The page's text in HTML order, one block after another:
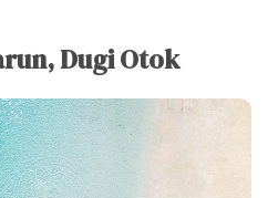
Dugi Otok